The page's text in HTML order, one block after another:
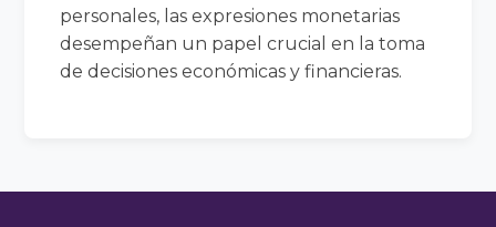
personales, las expresiones monetarias
desempeñan un papel crucial en la toma
de decisiones económicas y financieras.